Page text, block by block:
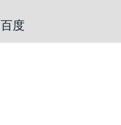
百度